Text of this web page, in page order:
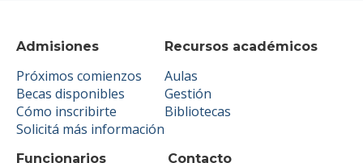
Admisiones
Próximos comienzos
Becas disponibles
Cómo inscribirte
Solicitá más información
Recursos académicos
Aulas
Gestión
Bibliotecas
Funcionarios Contacto